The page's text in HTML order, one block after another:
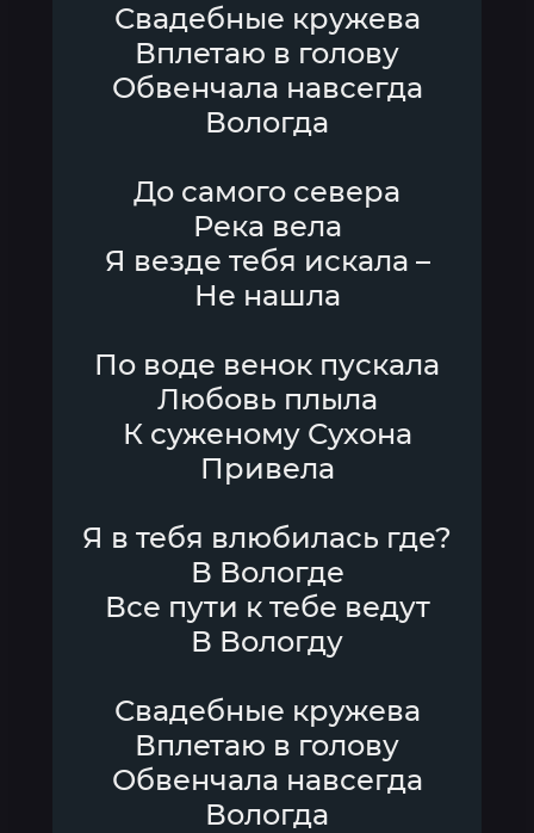
Свадебные кружева
Вплетаю в голову
Обвенчала навсегда
Вологда
До самого севера
Река вела
Я везде тебя искала –
Не нашла
По воде венок пускала
Любовь плыла
К суженому Сухона
Привела
Я в тебя влюбилась где?
В Вологде
Все пути к тебе ведут
В Вологду
Свадебные кружева
Вплетаю в голову
Обвенчала навсегда
Вологда